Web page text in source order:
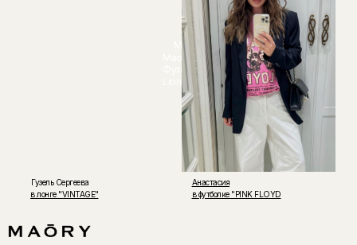
Мария
Maory
Футболка
Гузель Сергеева
в лонге "VINTAGE"
Анастасия
в футболке "PINK FLOYD